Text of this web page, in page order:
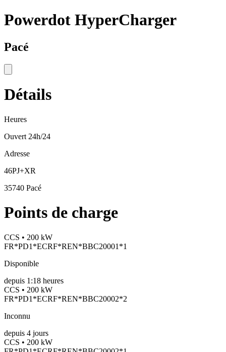
Powerdot HyperCharger
Pacé
Détails
Heures
Ouvert 24h/24
Adresse
46PJ+XR
35740 Pacé
Points de charge
CCS • 200 kW
FR*PD1*ECRF*REN*BBC20001*1
Disponible
depuis 1:18 heures
CCS • 200 kW
FR*PD1*ECRF*REN*BBC20002*2
Inconnu
depuis 4 jours
CCS • 200 kW